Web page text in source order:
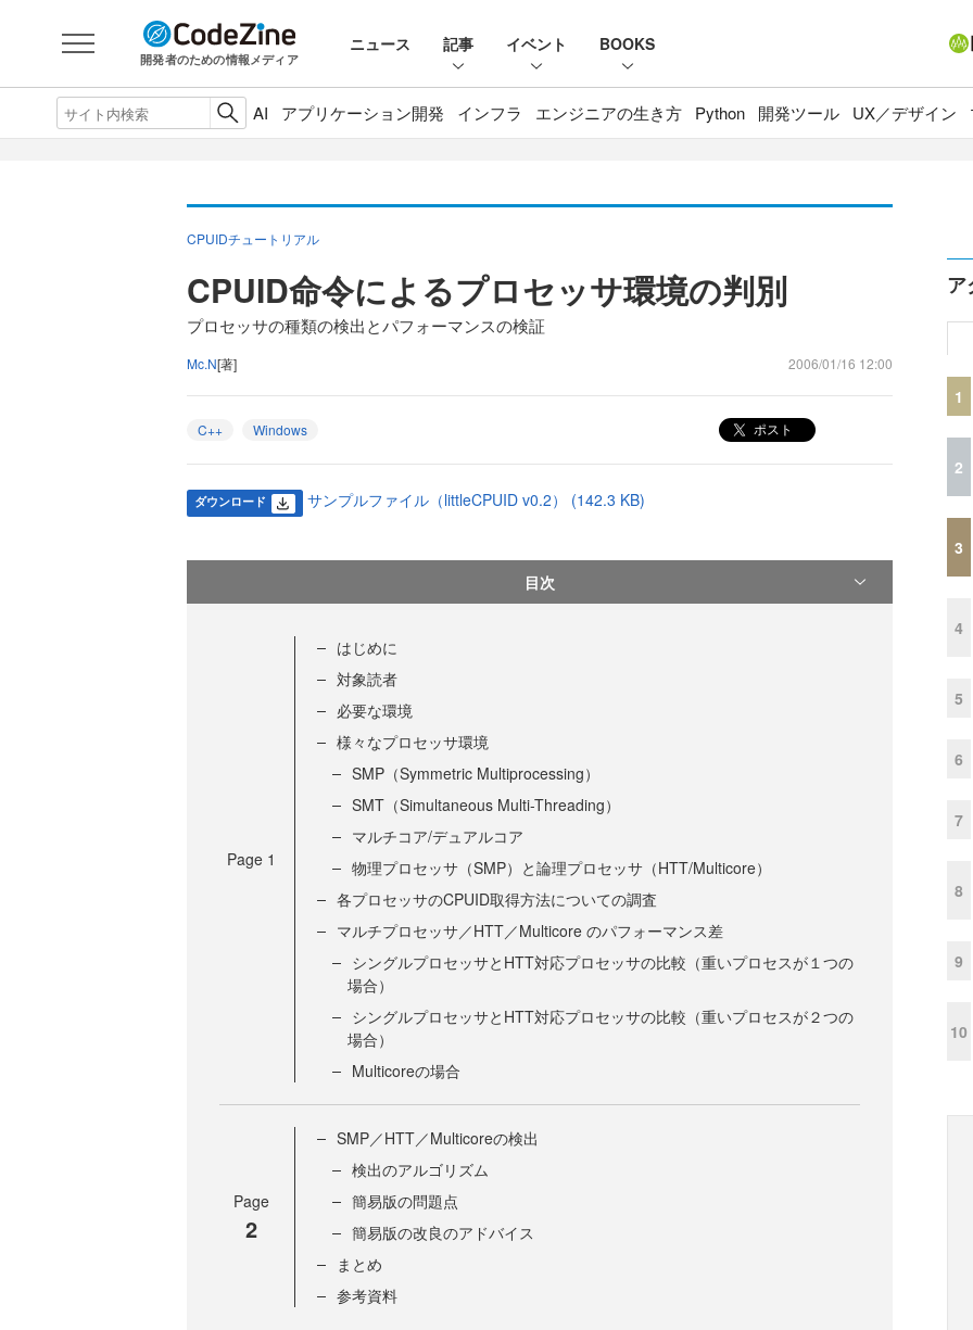
開発者のための情報メディア
ニュース 記事 イベント BOOKS
AI アプリケーション開発 インフラ エンジニアの生き方 Python 開発ツール UX／デザイン
CPUIDチュートリアル
CPUID命令によるプロセッサ環境の判別
プロセッサの種類の検出とパフォーマンスの検証
Mc.N[著] 2006/01/16 12:00
C++ Windows ポスト
ダウンロード サンプルファイル（littleCPUID v0.2） (142.3 KB)
目次
Page 1
はじめに
対象読者
必要な環境
様々なプロセッサ環境
SMP（Symmetric Multiprocessing）
SMT（Simultaneous Multi-Threading）
マルチコア/デュアルコア
物理プロセッサ（SMP）と論理プロセッサ（HTT/Multicore）
各プロセッサのCPUID取得方法についての調査
マルチプロセッサ／HTT／Multicore のパフォーマンス差
シングルプロセッサとHTT対応プロセッサの比較（重いプロセスが１つの
場合）
シングルプロセッサとHTT対応プロセッサの比較（重いプロセスが２つの
場合）
Multicoreの場合
Page
2
SMP／HTT／Multicoreの検出
検出のアルゴリズム
簡易版の問題点
簡易版の改良のアドバイス
まとめ
参考資料
ア
1
2
3
4
5
6
7
8
9
10